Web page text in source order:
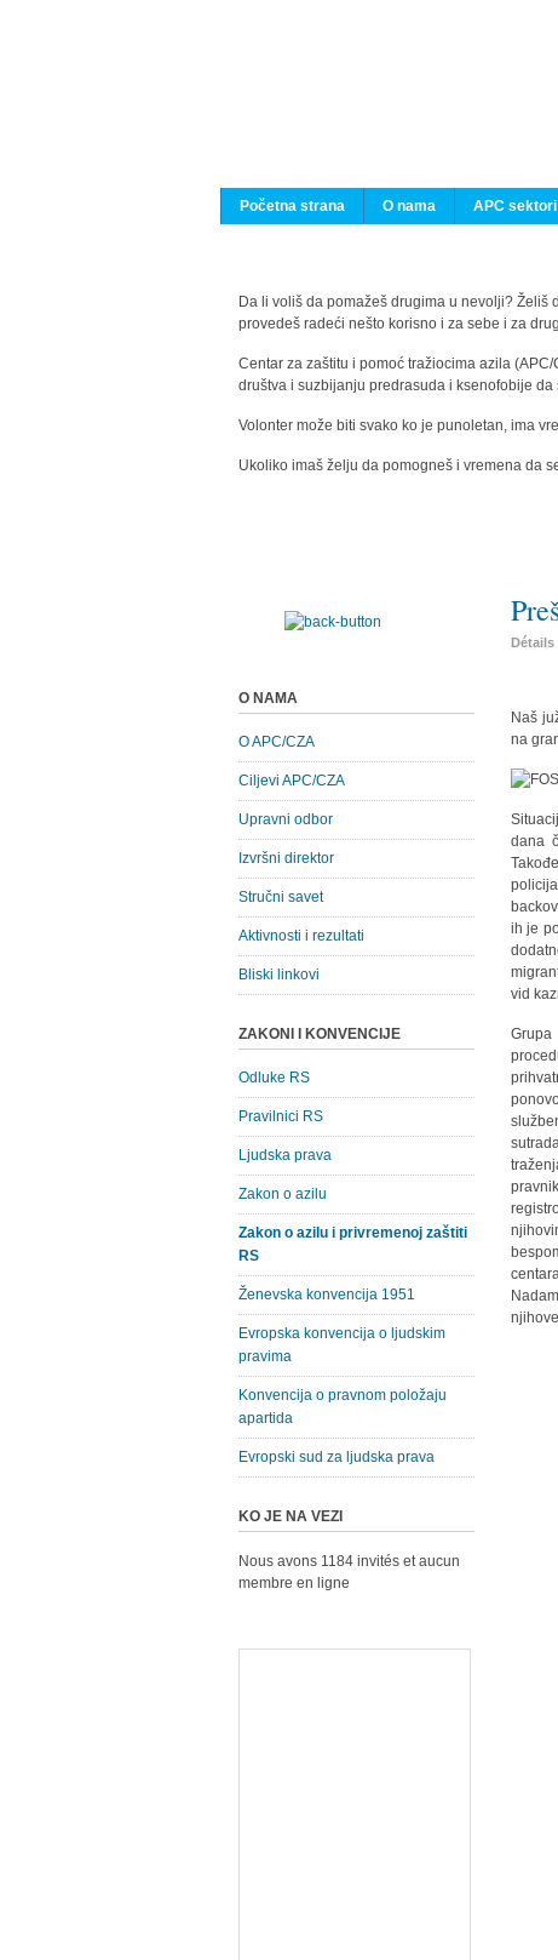
Početna strana
O nama APC sektori
Da li voliš da pomažeš drugima u nevolji?
provedeš radeći nešto korisno i za sebe i za
Centar za zaštitu i pomoć tražiocima azila
društva i suzbijanju predrasuda i ksenofobije
Volonter može biti svako ko je punoletan, ima
Ukoliko imaš želju da pomogneš i vremena da
Détails
Naš
na
dana
ih je
vid
O NAMA
O APC/CZA
Ciljevi APC/CZA
Upravni odbor
Izvršni direktor
Stručni savet
Aktivnosti i rezultati
Bliski linkovi
ZAKONI I KONVENCIJE
Odluke RS
Pravilnici RS
Ljudska prava
Zakon o azilu
Zakon o azilu i privremenoj zaštiti
RS
Ženevska konvencija 1951
Evropska konvencija o ljudskim
pravima
Konvencija o pravnom položaju
apartida
Evropski sud za ljudska prava
KO JE NA VEZI
Nous avons 1184 invités et aucun
membre en ligne